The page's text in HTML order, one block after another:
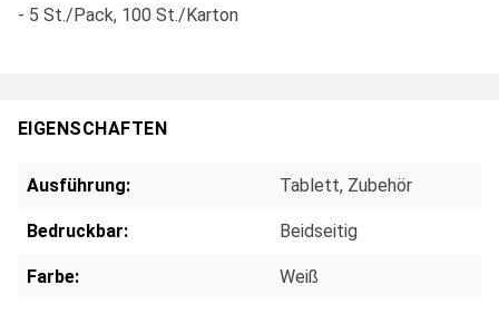
- 5 St./Pack, 100 St./Karton
EIGENSCHAFTEN
Ausführung: Tablett, Zubehör
Bedruckbar: Beidseitig
Farbe: Weiß